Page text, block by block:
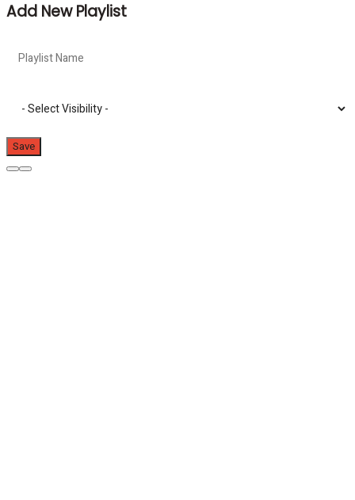
Add New Playlist